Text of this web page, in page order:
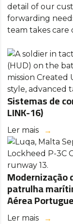
detail of our
forwarding
team takes care
Sistemas de
LINK-16)
Ler mais
Modernização
patrulha
Aérea
Ler mais